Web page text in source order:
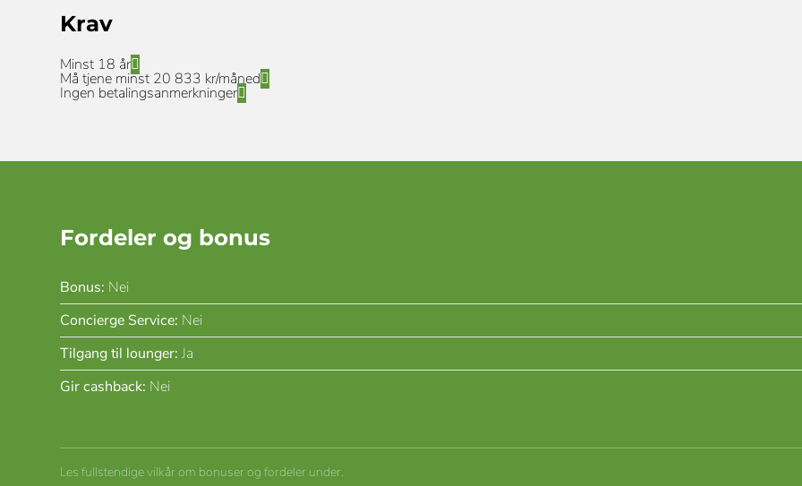
Krav
Minst 18 år
Må tjene minst 20 833 kr/måned
Ingen betalingsanmerkninger
Fordeler og bonus
Bonus: Nei
Concierge Service: Nei
Tilgang til lounger: Ja
Gir cashback: Nei
Les fullstendige vilkår om bonuser og fordeler under.